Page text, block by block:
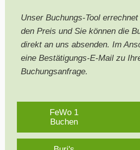
Unser Buchungs-Tool
den Preis und Sie können die
direkt an uns absenden. Im
eine Bestätigungs-E-Mail zu
Buchungsanfrage.
FeWo 1
Buchen